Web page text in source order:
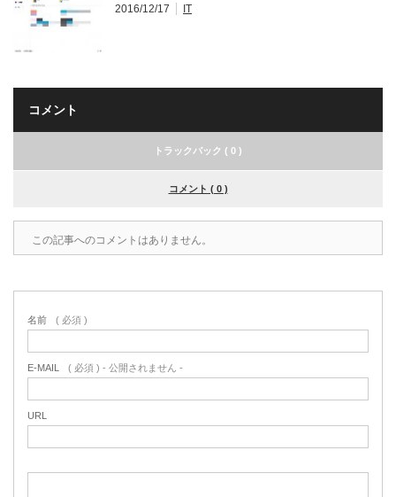
2016/12/17 IT
コメント
トラックバック ( 0 )
コメント ( 0 )
この記事へのコメントはありません。
名前 ( 必須 )
E-MAIL ( 必須 ) - 公開されません -
URL